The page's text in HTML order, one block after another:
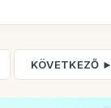
KÖVETKEZŐ ►